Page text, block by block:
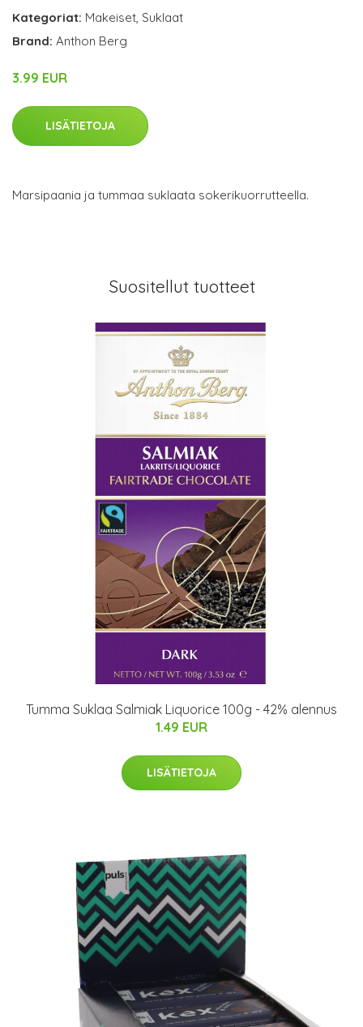
Kategoriat: Makeiset, Suklaat
Brand: Anthon Berg
3.99 EUR
LISÄTIETOJA
Marsipaania ja tummaa suklaata sokerikuorrutteella.
Suositellut tuotteet
Tumma Suklaa Salmiak Liquorice 100g - 42% alennus
1.49 EUR
LISÄTIETOJA